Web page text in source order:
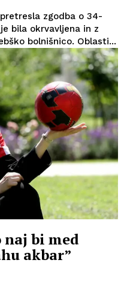
zgodba o 34-
bila okrvavljena in z
bolnišnico. Oblasti...
naj bi med
akbar”